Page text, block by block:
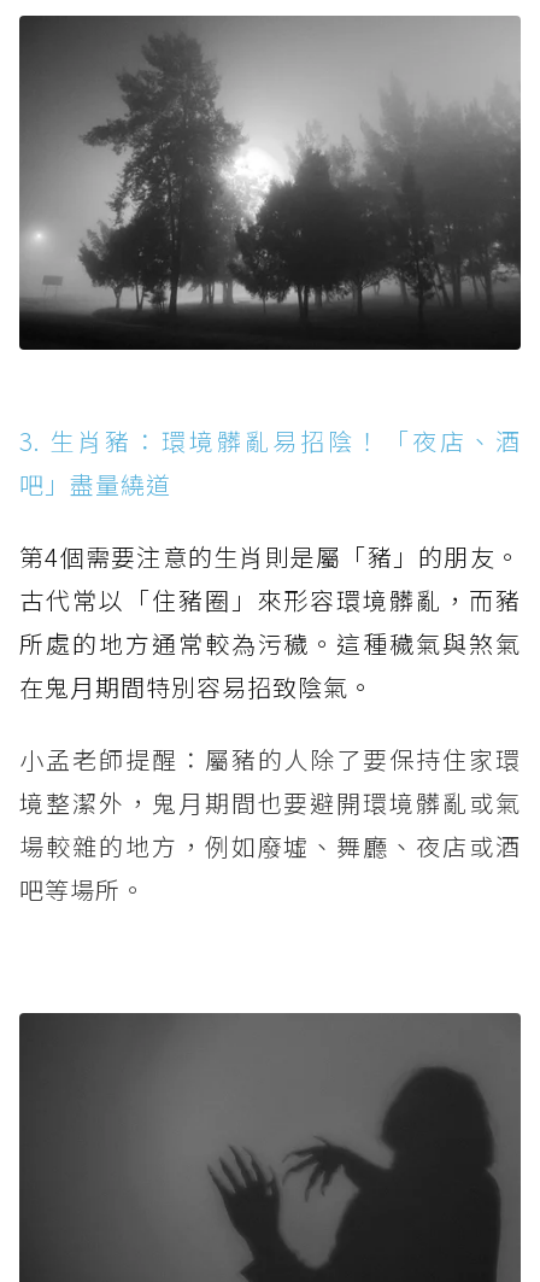
3. 生肖豬：環境髒亂易招陰！「夜店、酒
吧」盡量繞道
第4個需要注意的生肖則是屬「豬」的朋友。
古代常以「住豬圈」來形容環境髒亂，而豬
所處的地方通常較為污穢。這種穢氣與煞氣
在鬼月期間特別容易招致陰氣。
小孟老師提醒：屬豬的人除了要保持住家環
境整潔外，鬼月期間也要避開環境髒亂或氣
場較雜的地方，例如廢墟、舞廳、夜店或酒
吧等場所。